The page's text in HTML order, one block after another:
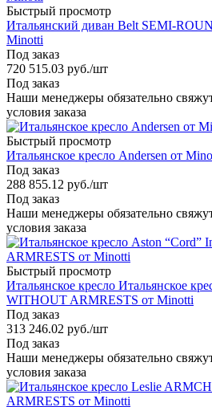
Быстрый просмотр
Итальянский диван Belt SEMI-
Minotti
Под заказ
720 515.03 руб./шт
Под заказ
Наши менеджеры обязательно
условия заказа
Быстрый просмотр
Итальянское кресло Andersen от
Под заказ
288 855.12 руб./шт
Под заказ
Наши менеджеры обязательно
условия заказа
Быстрый просмотр
Итальянское кресло Итальянское
WITHOUT ARMRESTS от Minotti
Под заказ
313 246.02 руб./шт
Под заказ
Наши менеджеры обязательно
условия заказа